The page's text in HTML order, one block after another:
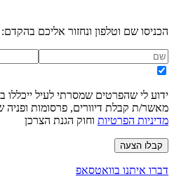
הכניסו שם וטלפון ונחזור אליכם בהקדם:
ידוע לי שהפרטים שמסרתי לעיל ייכללו
מאשר/ת קבלת דיוורים, פרסומות ופניה
מדיניות הפרטיות וחוק הגנת הצרכן
קבלו הצעה
דברו איתנו בוואטסאפ